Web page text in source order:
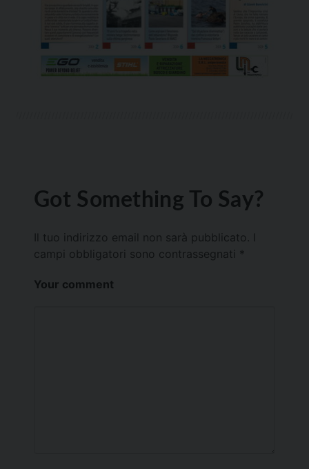
Got Something To Say?
Il tuo indirizzo email non sarà pubblicato.
campi obbligatori sono contrassegnati *
Your comment